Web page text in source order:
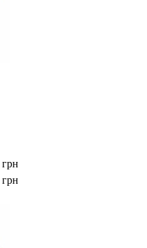
грн
грн